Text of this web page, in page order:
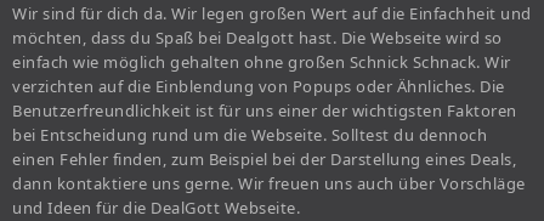
Wir sind für dich da. Wir legen großen Wert auf die Einfachheit und
möchten, dass du Spaß bei Dealgott hast. Die Webseite wird so
einfach wie möglich gehalten ohne großen Schnick Schnack. Wir
verzichten auf die Einblendung von Popups oder Ähnliches. Die
Benutzerfreundlichkeit ist für uns einer der wichtigsten Faktoren
bei Entscheidung rund um die Webseite. Solltest du dennoch
einen Fehler finden, zum Beispiel bei der Darstellung eines Deals,
dann kontaktiere uns gerne. Wir freuen uns auch über Vorschläge
und Ideen für die DealGott Webseite.